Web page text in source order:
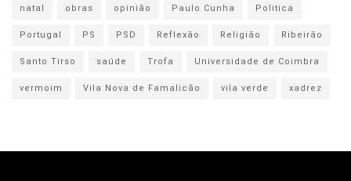
natal
obras opinião Paulo Cunha
Politica
Portugal
PS PSD Reflexão Religião
Ribeirão
Santo Tirso
saúde Trofa
Universidade de Coimbra
vermoim
Vila Nova de Famalicão vila verde xadrez